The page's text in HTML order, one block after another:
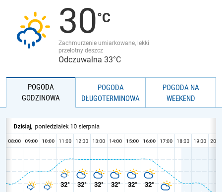
JAKOŚĆ POWIETRZA30
Zachmurzenie umiarkowane, lekki
przelotny deszcz
Odczuwalna 33°C
POGODA
GODZINOWA
POGODA
DŁUGOTERMINOWA
POGODA NA
WEEKEND